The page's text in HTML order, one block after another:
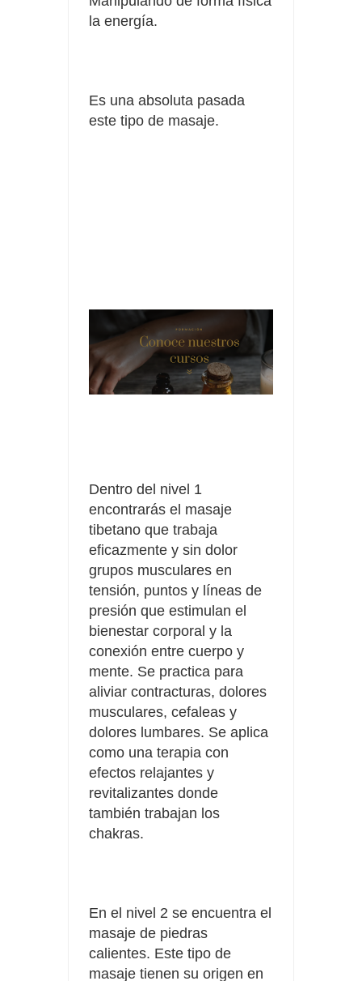
la energía.
Es una absoluta pasada
este tipo de masaje.
Dentro del nivel 1
encontrarás el masaje
tibetano que trabaja
eficazmente y sin dolor
grupos musculares en
tensión, puntos y líneas de
presión que estimulan el
bienestar corporal y la
conexión entre cuerpo y
mente. Se practica para
aliviar contracturas, dolores
musculares, cefaleas y
dolores lumbares. Se aplica
como una terapia con
efectos relajantes y
revitalizantes donde
también trabajan los
chakras.
En el nivel 2 se encuentra el
masaje de piedras
calientes. Este tipo de
masaje tienen su origen en